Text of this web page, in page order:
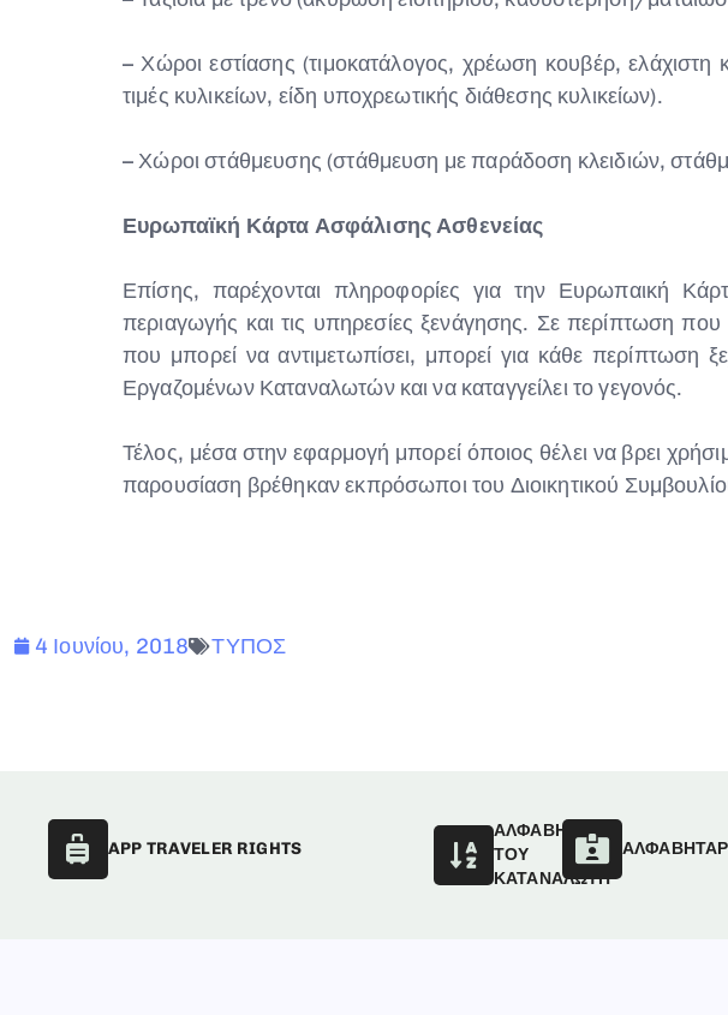
– Χώροι εστίασης (τιμοκατάλογος, χρέωση κουβέρ,
τιμές κυλικείων, είδη υποχρεωτικής διάθεσης κυλικείων).
– Χώροι στάθμευσης (στάθμευση με παράδοση κλειδιών,
Ευρωπαϊκή Κάρτα Ασφάλισης Ασθενείας
Επίσης, παρέχονται πληροφορίες για την Ευρωπαική
περιαγωγής και τις υπηρεσίες ξενάγησης. Σε περίπτωση
που μπορεί να αντιμετωπίσει, μπορεί για κάθε
Εργαζομένων Καταναλωτών και να καταγγείλει το γεγονός.
Τέλος, μέσα στην εφαρμογή μπορεί όποιος θέλει να βρει
παρουσίαση βρέθηκαν εκπρόσωποι του Διοικητικού
4 Ιουνίου, 2018 ΤΥΠΟΣ
APP TRAVELER RIGHTS
ΑΛΦΑΒΗΤΑΡΙ
ΤΟΥ
ΚΑΤΑΝΑΛΩΤΗ